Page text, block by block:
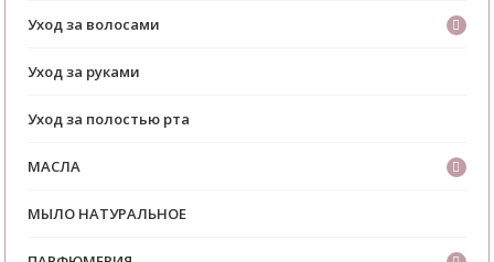
Уход за волосами
Уход за руками
Уход за полостью рта
МАСЛА
МЫЛО НАТУРАЛЬНОЕ